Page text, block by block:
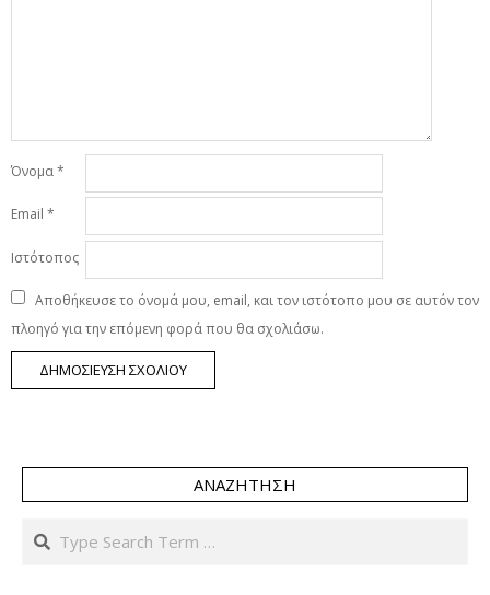
Όνομα*
Email *
Ιστότοπος
Αποθήκευσε το όνομά μου, email, και τον ιστότοπο μου σε αυτόν τον
πλοηγό για την επόμενη φορά που θα σχολιάσω.
ΑΝΑΖΉΤΗΣΗ
Search